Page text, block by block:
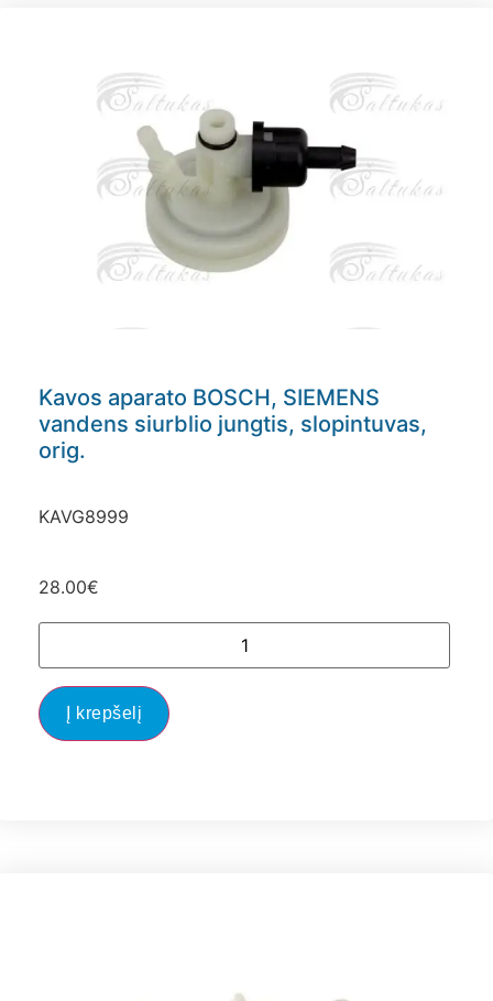
Kavos aparato BOSCH, SIEMENS
vandens siurblio jungtis, slopintuvas,
orig.
KAVG8999
28.00€
Į krepšelį